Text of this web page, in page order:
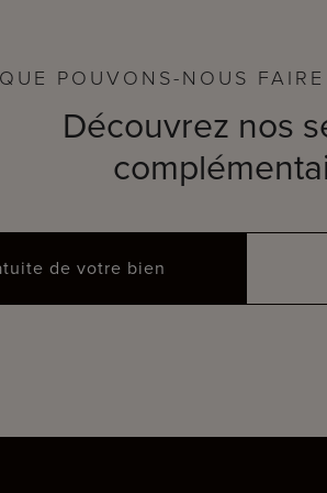
QUE POUVONS-NOUS
Découvrez nos
de votre bien